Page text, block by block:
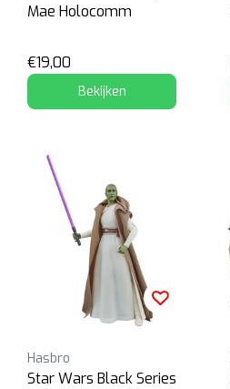
Mae Holocomm
€19,00
Bekijken
Hasbro
Star Wars Black Series